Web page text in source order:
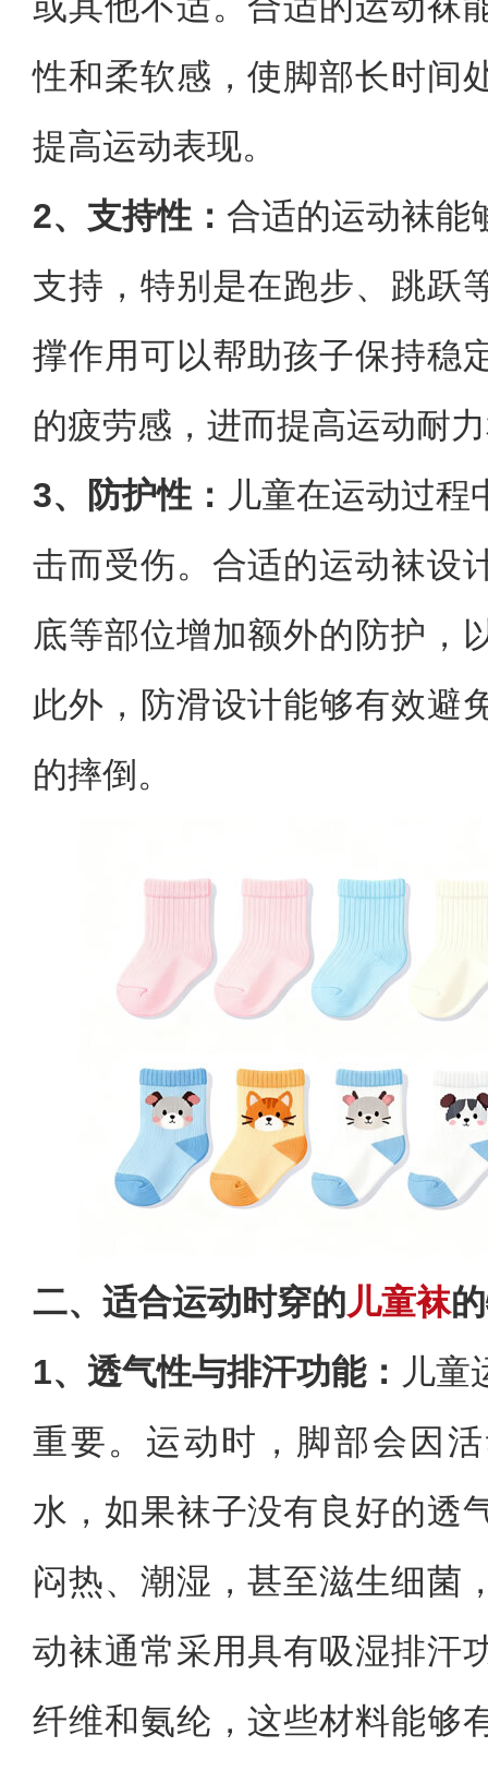
性和柔软感，使脚部长时间
提高运动表现。
2、支持性： 合适的运动袜能
支持，特别是在跑步、跳跃
撑作用可以帮助孩子保持稳
的疲劳感，进而提高运动耐
3、防护性： 儿童在运动过程
击而受伤。合适的运动袜设
底等部位增加额外的防护，
此外，防滑设计能够有效避
的摔倒。
二、适合运动时穿的儿童袜
1、透气性与排汗功能： 儿童
重要。运动时，脚部会因
水，如果袜子没有良好的透
闷热、潮湿，甚至滋生细菌
动袜通常采用具有吸湿排汗
纤维和氨纶，这些材料能够